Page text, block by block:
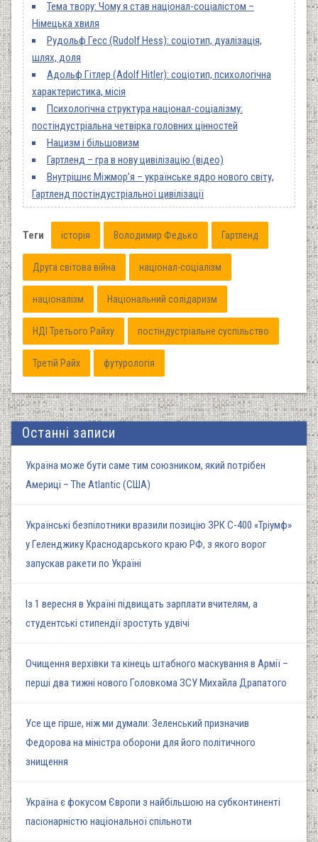
Тема твору: Чому я став націонал-соціалістом –
Німецька хвиля
Рудольф Гесс (Rudolf Hess): соціотип, дуалізація,
шлях, доля
Адольф Гітлер (Adolf Hitler): соціотип, психологічна
характеристика, місія
Психологічна структура націонал-соціалізму:
постіндустріальна четвірка головних цінностей
Нацизм і більшовизм
Гартленд – гра в нову цивілізацію (відео)
Внутрішнє Міжмор’я – українське ядро нового світу,
Гартленд постіндустріальної цивілізації
Теги історія Володимир Федько Гартленд
Друга світова війна націонал-соціалізм
націоналізм Національний солідаризм
НДІ Третього Райху постіндустріальне суспільство
Третій Райх футурологія
Останні записи
Україна може бути саме тим союзником, який потрібен
Америці – The Atlantic (США)
Українські безпілотники вразили позицію ЗРК С-400 «Тріумф»
у Геленджику Краснодарського краю РФ, з якого ворог
запускав ракети по Україні
Із 1 вересня в Україні підвищать зарплати вчителям, а
студентські стипендії зростуть удвічі
Очищення верхівки та кінець штабного маскування в Армії –
перші два тижні нового Головкома ЗСУ Михайла Драпатого
Усе ще гірше, ніж ми думали: Зеленський призначив
Федорова на міністра оборони для його політичного
знищення
Україна є фокусом Європи з найбільшою на субконтиненті
пасіонарністю національної спільноти